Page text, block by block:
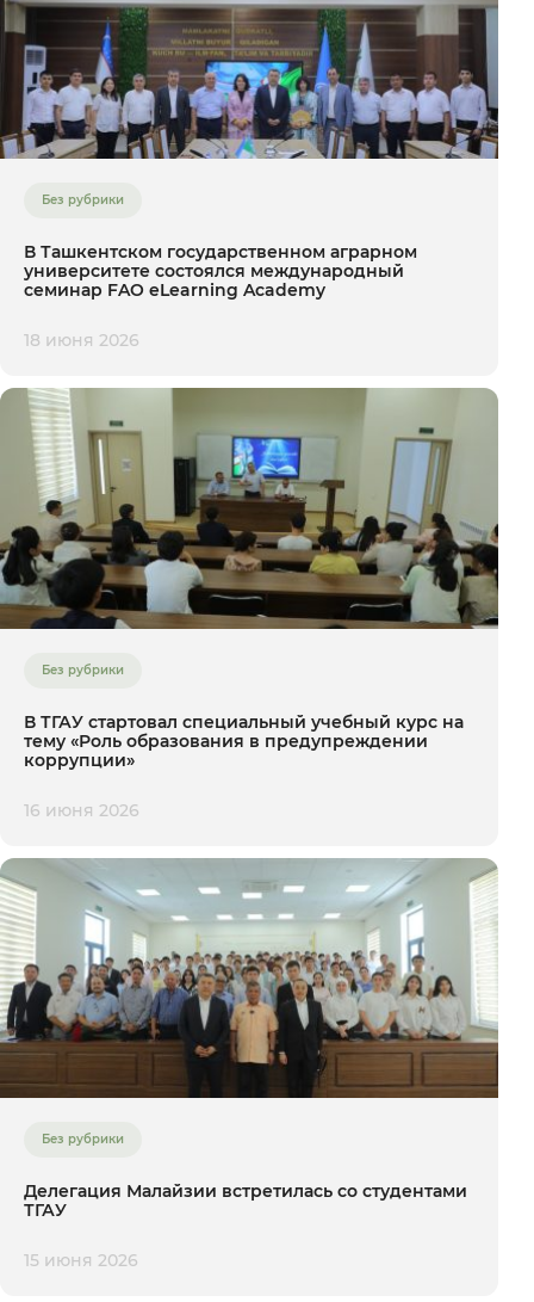
Без рубрики
В Ташкентском государственном аграрном
университете состоялся международный
семинар FAO eLearning Academy
18 июня 2026
Без рубрики
В ТГАУ стартовал специальный учебный курс на
тему «Роль образования в предупреждении
коррупции»
16 июня 2026
Без рубрики
Делегация Малайзии встретилась со студентами
ТГАУ
15 июня 2026